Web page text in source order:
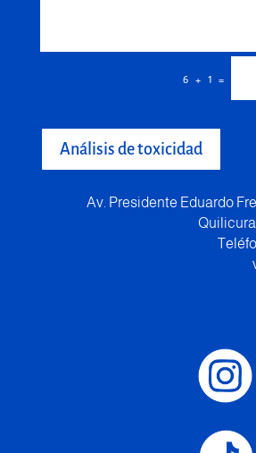
6 + 1 =
Análisis de toxicidad
Av. Presidente Eduardo